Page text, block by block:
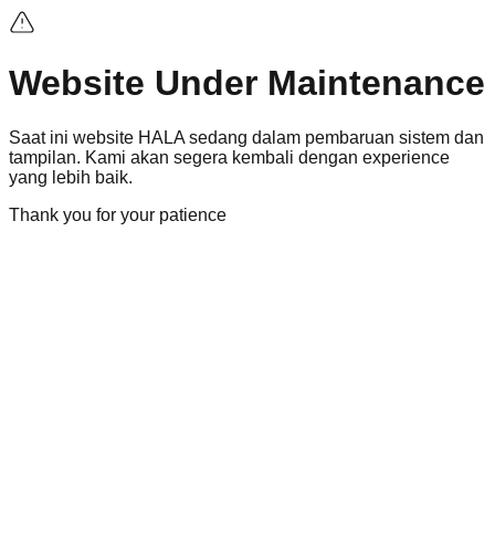
Website Under Maintenance
Saat ini website HALA sedang dalam pembaruan sistem dan
tampilan. Kami akan segera kembali dengan experience
yang lebih baik.
Thank you for your patience